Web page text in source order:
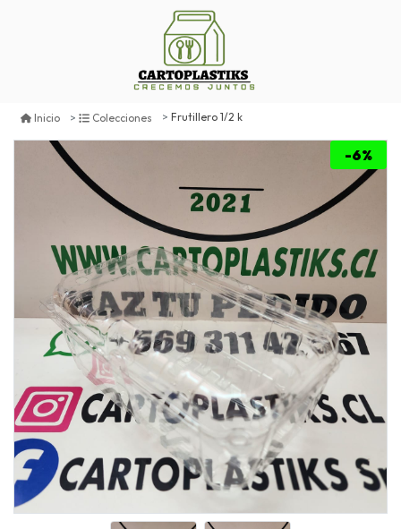
Inicio Colecciones Frutillero 1/2 k
-6%